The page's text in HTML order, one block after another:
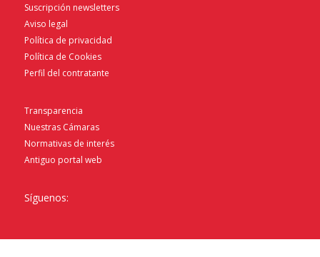
Suscripción newsletters
Aviso legal
Política de privacidad
Política de Cookies
Perfil del contratante
Transparencia
Nuestras Cámaras
Normativas de interés
Antiguo portal web
Síguenos: